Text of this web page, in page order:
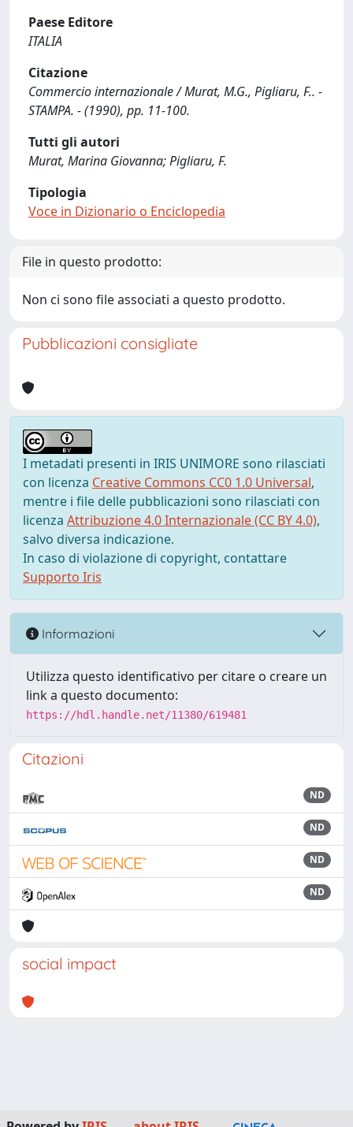
Paese Editore
ITALIA
Citazione
Commercio internazionale / Murat, M.G., Pigliaru, F.. -
STAMPA. - (1990), pp. 11-100.
Tutti gli autori
Murat, Marina Giovanna; Pigliaru, F.
Tipologia
Voce in Dizionario o Enciclopedia
File in questo prodotto:
Non ci sono file associati a questo prodotto.
Pubblicazioni consigliate
I metadati presenti in IRIS UNIMORE sono rilasciati
con licenza Creative Commons CC0 1.0 Universal,
mentre i file delle pubblicazioni sono rilasciati con
licenza Attribuzione 4.0 Internazionale (CC BY 4.0),
salvo diversa indicazione.
In caso di violazione di copyright, contattare
Supporto Iris
Informazioni
Utilizza questo identificativo per citare o creare un
link a questo documento:
https://hdl.handle.net/11380/619481
Citazioni
ND
ND
ND
ND
social impact